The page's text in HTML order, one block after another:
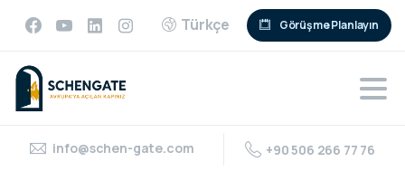
Türkçe Görüşme Planlayın
info@schen-gate.com +90 506 266 77 76